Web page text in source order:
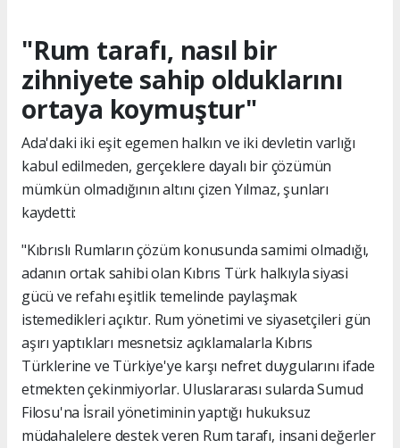
"Rum tarafı, nasıl bir
zihniyete sahip olduklarını
ortaya koymuştur"
Ada'daki iki eşit egemen halkın ve iki devletin varlığı
kabul edilmeden, gerçeklere dayalı bir çözümün
mümkün olmadığının altını çizen Yılmaz, şunları
kaydetti:
"Kıbrıslı Rumların çözüm konusunda samimi olmadığı,
adanın ortak sahibi olan Kıbrıs Türk halkıyla siyasi
gücü ve refahı eşitlik temelinde paylaşmak
istemedikleri açıktır. Rum yönetimi ve siyasetçileri gün
aşırı yaptıkları mesnetsiz açıklamalarla Kıbrıs
Türklerine ve Türkiye'ye karşı nefret duygularını ifade
etmekten çekinmiyorlar. Uluslararası sularda Sumud
Filosu'na İsrail yönetiminin yaptığı hukuksuz
müdahalelere destek veren Rum tarafı, insani değerler